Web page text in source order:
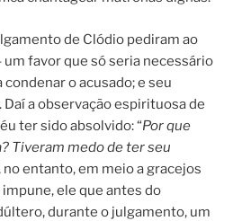
de Clódio pediram ao
um favor que só seria necessário
o acusado; e seu
a observação espirituosa de
ter sido absolvido: “Por que
Tiveram medo de ter seu
no entanto, em meio a gracejos
ele que antes do
durante o julgamento, um